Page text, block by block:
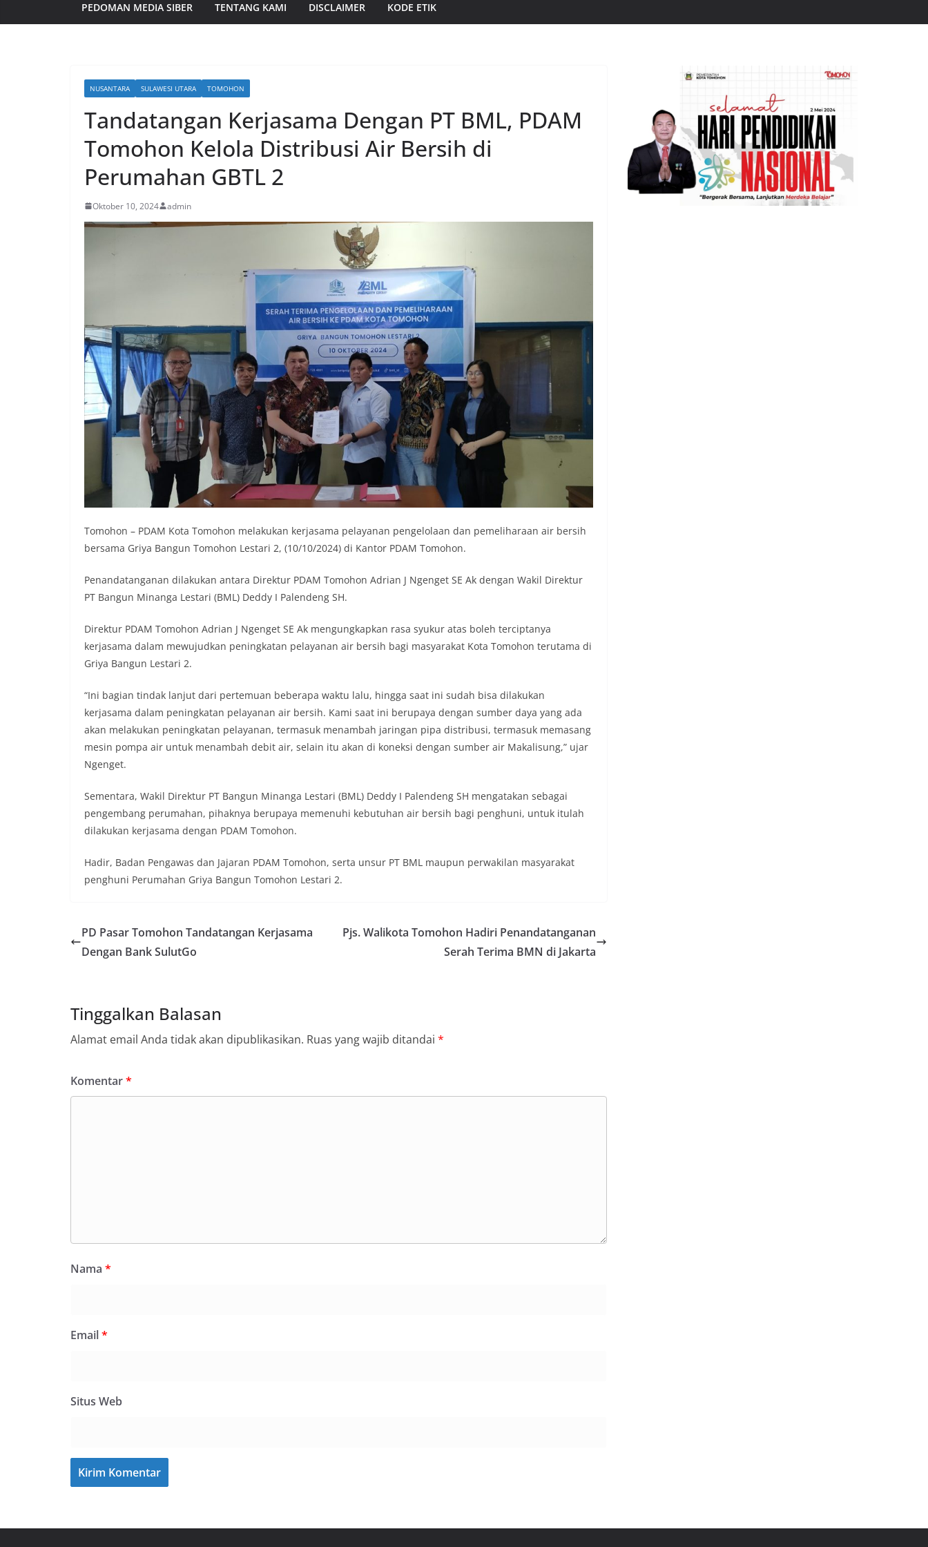
PEDOMAN MEDIA SIBER TENTANG KAMI DISCLAIMER KODE ETIK
NUSANTARA SULAWESI UTARA TOMOHON
Tandatangan Kerjasama Dengan PT BML, PDAM
Tomohon Kelola Distribusi Air Bersih di
Perumahan GBTL 2
Oktober 10, 2024 admin
Tomohon – PDAM Kota Tomohon melakukan kerjasama pelayanan pengelolaan dan pemeliharaan air bersih
bersama Griya Bangun Tomohon Lestari 2, (10/10/2024) di Kantor PDAM Tomohon.
Penandatanganan dilakukan antara Direktur PDAM Tomohon Adrian J Ngenget SE Ak dengan Wakil Direktur
PT Bangun Minanga Lestari (BML) Deddy I Palendeng SH.
Direktur PDAM Tomohon Adrian J Ngenget SE Ak mengungkapkan rasa syukur atas boleh terciptanya
kerjasama dalam mewujudkan peningkatan pelayanan air bersih bagi masyarakat Kota Tomohon terutama di
Griya Bangun Lestari 2.
“Ini bagian tindak lanjut dari pertemuan beberapa waktu lalu, hingga saat ini sudah bisa dilakukan
kerjasama dalam peningkatan pelayanan air bersih. Kami saat ini berupaya dengan sumber daya yang ada
akan melakukan peningkatan pelayanan, termasuk menambah jaringan pipa distribusi, termasuk memasang
mesin pompa air untuk menambah debit air, selain itu akan di koneksi dengan sumber air Makalisung,” ujar
Ngenget.
Sementara, Wakil Direktur PT Bangun Minanga Lestari (BML) Deddy I Palendeng SH mengatakan sebagai
pengembang perumahan, pihaknya berupaya memenuhi kebutuhan air bersih bagi penghuni, untuk itulah
dilakukan kerjasama dengan PDAM Tomohon.
Hadir, Badan Pengawas dan Jajaran PDAM Tomohon, serta unsur PT BML maupun perwakilan masyarakat
penghuni Perumahan Griya Bangun Tomohon Lestari 2.
PD Pasar Tomohon Tandatangan Kerjasama
Dengan Bank SulutGo
Pjs. Walikota Tomohon Hadiri Penandatanganan
Serah Terima BMN di Jakarta
Tinggalkan Balasan
Alamat email Anda tidak akan dipublikasikan. Ruas yang wajib ditandai *
Komentar*
Nama *
Email*
Situs Web